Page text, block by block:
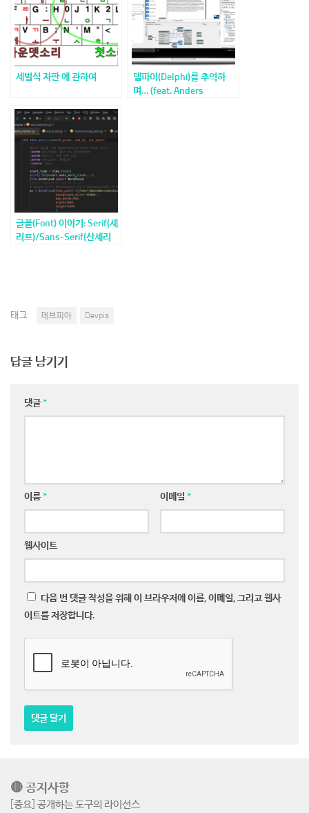
세벌식 자판 에 관하여
델파이(Delphi)를 추억하
며… (feat. Anders
글꼴(Font) 이야기: Serif(세
리프)/Sans-Serif(산세리
태그: 데브피아 Devpia
답글 남기기
댓글*
이름* 이메일 *
웹사이트
다음 번 댓글 작성을 위해 이 브라우저에 이름, 이메일, 그리고 웹사
이트를 저장합니다.
🔴 공지사항
[중요] 공개하는 도구의 라이선스